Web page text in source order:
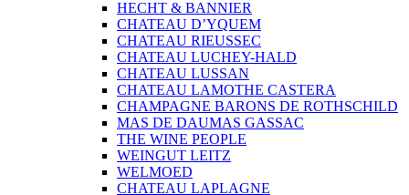
HECHT & BANNIER
CHATEAU D’YQUEM
CHATEAU RIEUSSEC
CHATEAU LUCHEY-HALD
CHATEAU LUSSAN
CHATEAU LAMOTHE CASTERA
CHAMPAGNE BARONS DE ROTHSCHILD
MAS DE DAUMAS GASSAC
THE WINE PEOPLE
WEINGUT LEITZ
WELMOED
CHATEAU LAPLAGNE